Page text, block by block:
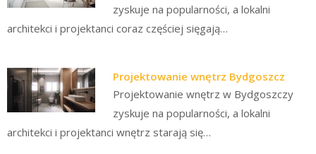
zyskuje na popularności, a lokalni
architekci i projektanci coraz częściej sięgają…
Projektowanie wnętrz Bydgoszcz
Projektowanie wnętrz w Bydgoszczy
zyskuje na popularności, a lokalni
architekci i projektanci wnętrz starają się…